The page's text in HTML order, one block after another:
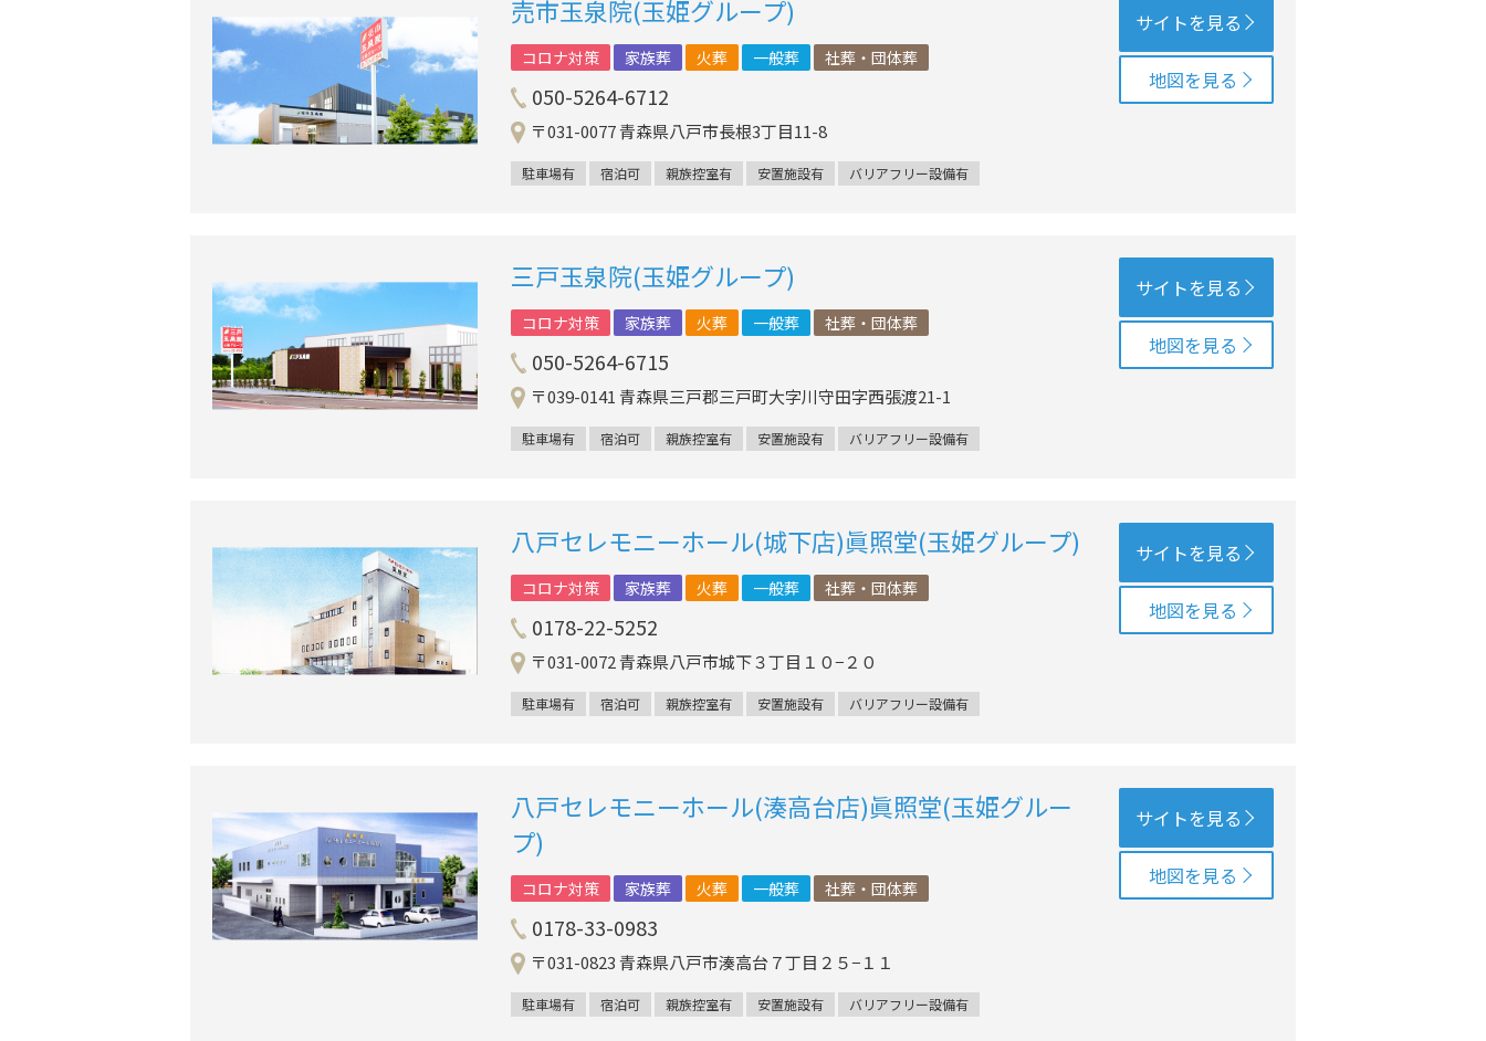
売市玉泉院(玉姫グループ)
コロナ対策 家族葬 火葬 一般葬 社葬・団体葬
050-5264-6712
〒031-0077 青森県八戸市長根3丁目11-8
駐車場有 宿泊可 親族控室有 安置施設有 バリアフリー設備有
サイトを見る
地図を見る
三戸玉泉院(玉姫グループ)
コロナ対策 家族葬 火葬 一般葬 社葬・団体葬
050-5264-6715
〒039-0141 青森県三戸郡三戸町大字川守田字西張渡21-1
駐車場有 宿泊可 親族控室有 安置施設有 バリアフリー設備有
サイトを見る
地図を見る
八戸セレモニーホール(城下店)眞照堂(玉姫グループ)
コロナ対策 家族葬 火葬 一般葬 社葬・団体葬
0178-22-5252
〒031-0072 青森県八戸市城下３丁目１０−２０
駐車場有 宿泊可 親族控室有 安置施設有 バリアフリー設備有
サイトを見る
地図を見る
八戸セレモニーホール(湊高台店)眞照堂(玉姫グルー
プ)
コロナ対策 家族葬 火葬 一般葬 社葬・団体葬
0178-33-0983
〒031-0823 青森県八戸市湊高台７丁目２５−１１
駐車場有 宿泊可 親族控室有 安置施設有 バリアフリー設備有
サイトを見る
地図を見る